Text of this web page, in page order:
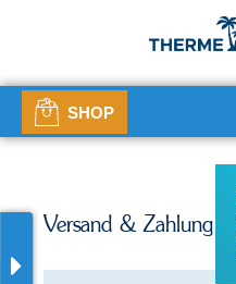
SHOP
Versand & Zahlung